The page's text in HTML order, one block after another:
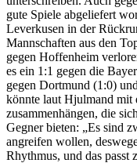
gute Spiele abgeliefert
Leverkusen in der
Mannschaften aus den
gegen Hoffenheim
es ein 1:1 gegen die
gegen Dortmund (1:0)
könnte laut Hjulmand mit
zusammenhängen, die
Gegner bieten: „Es sind
angreifen wollen,
Rhythmus, und das passt